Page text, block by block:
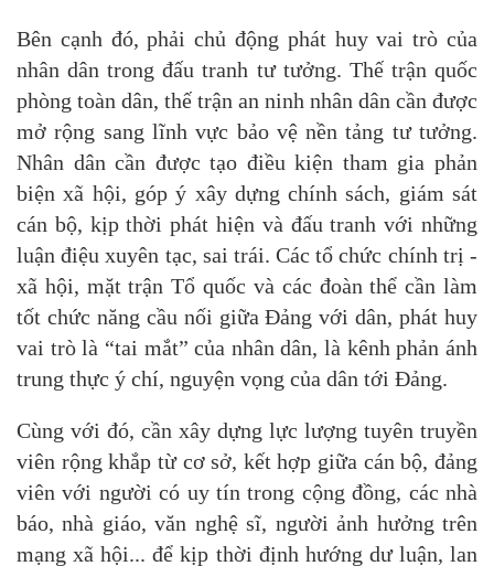
Bên cạnh đó, phải chủ động phát huy vai trò của
nhân dân trong đấu tranh tư tưởng. Thế trận quốc
phòng toàn dân, thế trận an ninh nhân dân cần được
mở rộng sang lĩnh vực bảo vệ nền tảng tư tưởng.
Nhân dân cần được tạo điều kiện tham gia phản
biện xã hội, góp ý xây dựng chính sách, giám sát
cán bộ, kịp thời phát hiện và đấu tranh với những
luận điệu xuyên tạc, sai trái. Các tổ chức chính trị -
xã hội, mặt trận Tổ quốc và các đoàn thể cần làm
tốt chức năng cầu nối giữa Đảng với dân, phát huy
vai trò là “tai mắt” của nhân dân, là kênh phản ánh
trung thực ý chí, nguyện vọng của dân tới Đảng.
Cùng với đó, cần xây dựng lực lượng tuyên truyền
viên rộng khắp từ cơ sở, kết hợp giữa cán bộ, đảng
viên với người có uy tín trong cộng đồng, các nhà
báo, nhà giáo, văn nghệ sĩ, người ảnh hưởng trên
mạng xã hội... để kịp thời định hướng dư luận, lan